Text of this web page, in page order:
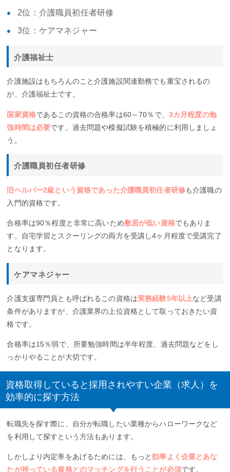
2位：介護職員初任者研修
3位：ケアマネジャー
介護福祉士
介護施設はもちろんのこと介護施設関連勤務でも重宝されるの
が、介護福祉士です。
国家資格であるこの資格の合格率は60～70％で、 3カ月程度の勉
強時間は必要です。過去問題や模擬試験を積極的に利用しましょ
う。
介護職員初任者研修
旧ヘルパー2級という資格であった介護職員初任者研修も介護職の
入門的資格です。
合格率は90％程度と非常に高いため敷居が低い資格でもありま
す。自宅学習とスクーリングの両方を受講し4ヶ月程度で受講完了
となります。
ケアマネジャー
介護支援専門員とも呼ばれるこの資格は実務経験5年以上など受講
条件がありますが、介護業界の上位資格として取っておきたい資
格です。
合格率は15％弱で、所要勉強時間は半年程度、過去問題などをし
っかりやることが大切です。
資格取得していると採用されやすい企業（求人）を
効率的に探す方法
転職先を探す際に、自分が転職したい業種からハローワークなど
を利用して探すという方法もあります。
しかしより内定率をあげるためには、もっと効率よく企業とあな
たが持っている資格とのマッチングを行うことが必須です。